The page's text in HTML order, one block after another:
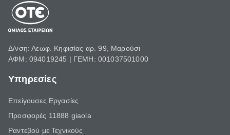
Δ/νση: Λεωφ. Κηφισίας αρ. 99, Μαρούσι
ΑΦΜ: 094019245 | ΓΕΜΗ: 001037501000
Υπηρεσίες
Επείγουσες Εργασίες
Προσφορές 11888 giaola
Ραντεβού με Τεχνικούς